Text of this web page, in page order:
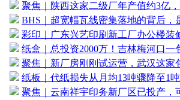
聚焦｜陕西这家二级厂年产值约3亿
BHS｜超宽幅瓦线密集落地的背后，
彩印｜广东兴艺印刷新工厂办公楼装
纸盒｜总投资2000万！吉林梅河口一
聚焦｜新厂房刚刚试运营，武汉这家
纸板｜代纸损失从月均13吨骤降至1
聚焦｜云南祥宇印务新厂区已投产，